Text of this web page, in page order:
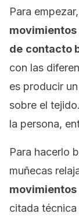
Para
de contacto
con las
es producir
sobre el
la persona,
Para hacerlo
muñecas
citada técnica